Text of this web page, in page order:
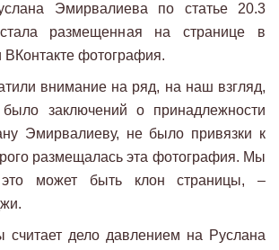
Эмирвалиева по статье 20.3
размещенная на странице в
ВКонтакте фотография.
внимание на ряд, на наш взгляд,
заключений о принадлежности
Эмирвалиеву, не было привязки к
размещалась эта фотография. Мы
это может быть клон страницы, –
считает дело давлением на Руслана